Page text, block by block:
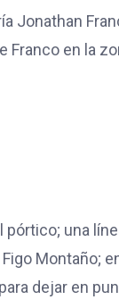
Jonathan
Franco en la
una
Montaño;
dejar en